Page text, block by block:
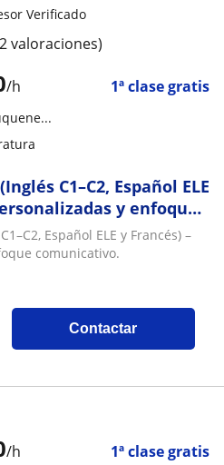
/h 1ª clase gratis
Verificado
valoraciones)
C1–C2, Español ELE
y enfoque
Español ELE y Francés) –
comunicativo.
Contactar
/h 1ª clase gratis